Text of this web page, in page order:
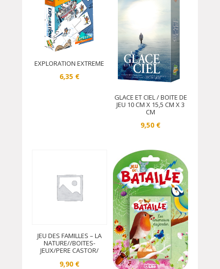
EXPLORATION EXTREME
6,35 €
GLACE ET CIEL / BOITE DE
JEU 10 CM X 15,5 CM X 3
CM
9,50 €
JEU DES FAMILLES – LA
NATURE//BOITES-
JEUX/PERE CASTOR/
9,90 €